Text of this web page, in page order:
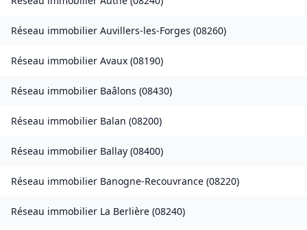
Réseau immobilier Auvillers-les-Forges (08260)
Réseau immobilier Avaux (08190)
Réseau immobilier Baâlons (08430)
Réseau immobilier Balan (08200)
Réseau immobilier Ballay (08400)
Réseau immobilier Banogne-Recouvrance (08220)
Réseau immobilier La Berlière (08240)